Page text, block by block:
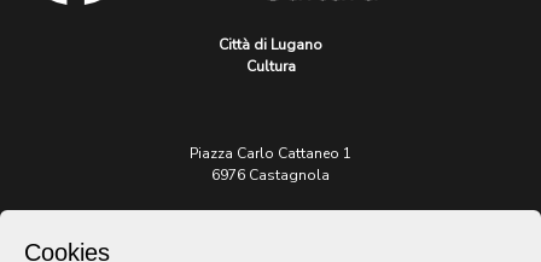
Città di Lugano
Cultura
Piazza Carlo Cattaneo 1
6976 Castagnola
Cookies